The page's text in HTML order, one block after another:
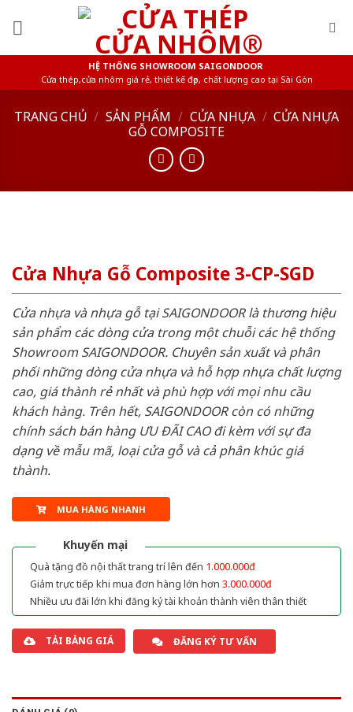
HỆ THỐNG SHOWROOM SAIGONDOOR
Cửa thép,cửa nhôm giá rẻ, thiết kế đẹp, chất lượng cao tại Sài Gòn
TRANG CHỦ / SẢN PHẨM / CỬA NHỰA / CỬA NHỰA
GỖ COMPOSITE
Cửa Nhựa Gỗ Composite 3-CP-SGD
Cửa nhựa và nhựa gỗ tại SAIGONDOOR là thương hiệu
sản phẩm các dòng cửa trong một chuỗi các hệ thống
Showroom SAIGONDOOR. Chuyên sản xuất và phân
phối những dòng cửa nhựa và hỗ hợp nhựa chất lượng
cao, giá thành rẻ nhất và phù hợp với mọi nhu cầu
khách hàng. Trên hết, SAIGONDOOR còn có những
chính sách bán hàng ƯU ĐÃI CAO đi kèm với sự đa
dạng về mẫu mã, loại cửa gỗ và cả phân khúc giá
thành.
MUA HÀNG NHANH
Khuyến mại
Quà tặng đồ nội thất trang trí lên đến 1.000.000đ
Giảm trực tiếp khi mua đơn hàng lớn hơn 3.000.000đ
Nhiều ưu đãi lớn khi đăng ký tài khoản thành viên thân thiết
TẢI BẢNG GIÁ ĐĂNG KÝ TƯ VẤN